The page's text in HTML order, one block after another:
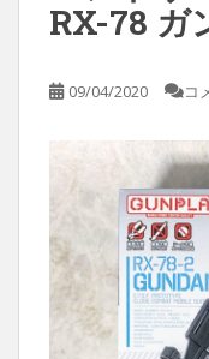
RX-78 ガ
09/04/2020 コ